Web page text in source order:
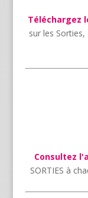
Téléchargez
sur les Sorties,
Consultez
SORTIES à